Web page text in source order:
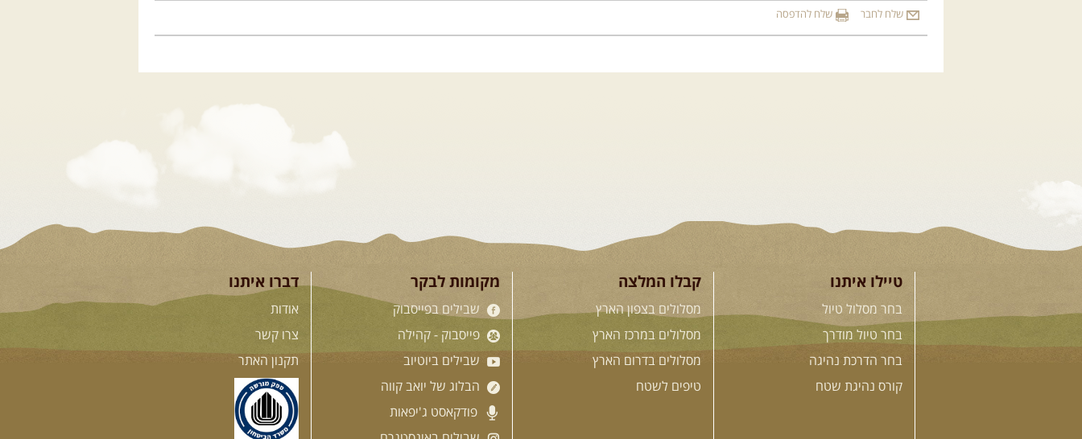
שלח לחבר שלח להדפסה
טיילו איתנו
בחר מסלול טיול
בחר טיול מודרך
בחר הדרכת נהיגה
קורס נהיגת שטח
קבלו המלצה
מסלולים בצפון הארץ
מסלולים במרכז הארץ
מסלולים בדרום הארץ
טיפים לשטח
מקומות לבקר
שבילים בפייסבוק
פייסבוק - קהילה
שבילים ביוטיוב
הבלוג של יואב קווה
פודקאסט ג'יפאות
דברו איתנו
אודות
צרו קשר
תקנון האתר